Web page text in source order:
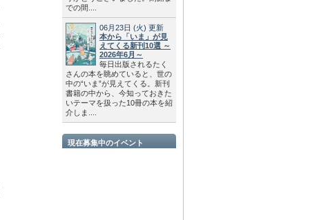
での間....
06月23日 (火) 更新
本から「いま」が見
えてくる新刊10選 ～
2026年6月～
毎日出版されるたく
さんの本を眺めていると、世の
中の“いま”が見えてくる。新刊
書籍の中から、今知っておきた
いテーマを扱った10冊の本を紹
介しま....
現在募集中のイベント